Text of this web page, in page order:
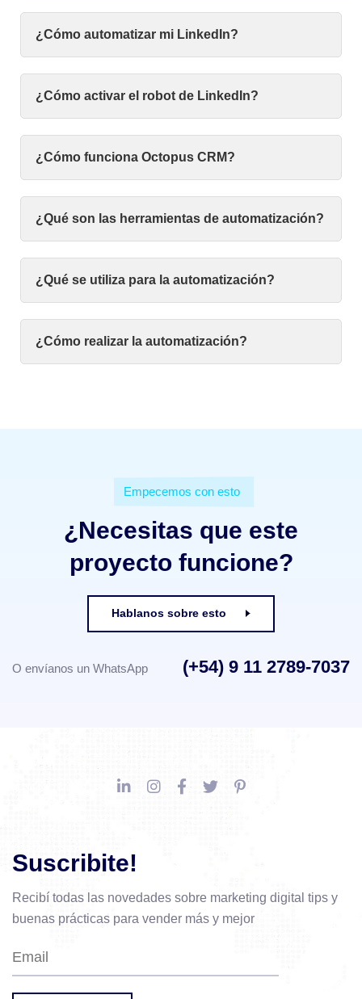
¿Cómo automatizar mi LinkedIn?
¿Cómo activar el robot de LinkedIn?
¿Cómo funciona Octopus CRM?
¿Qué son las herramientas de automatización?
¿Qué se utiliza para la automatización?
¿Cómo realizar la automatización?
Empecemos con esto
¿Necesitas que este
proyecto funcione?
Hablanos sobre esto
O envíanos un WhatsApp (+54) 9 11 2789-7037
Suscribite!
Recibí todas las novedades sobre marketing digital tips y
buenas prácticas para vender más y mejor